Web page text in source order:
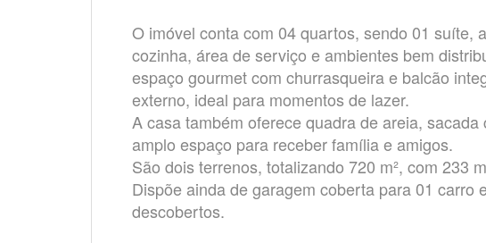
O imóvel conta com 04 quartos, sendo 01 suíte,
cozinha, área de serviço e ambientes bem
espaço gourmet com churrasqueira e balcão
externo, ideal para momentos de lazer.
A casa também oferece quadra de areia,
amplo espaço para receber família e amigos.
São dois terrenos, totalizando 720 m², com 233
Dispõe ainda de garagem coberta para 01 carro
descobertos.